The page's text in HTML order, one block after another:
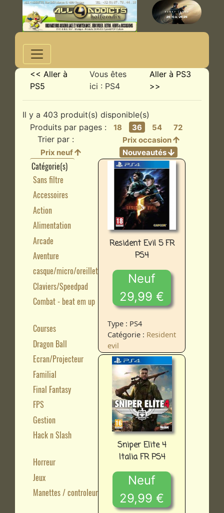
<< Aller à
PS5
Vous êtes
ici : PS4
Aller à PS3
>>
Il y a 403 produit(s) disponible(s)
Produits par pages :
18 36 54 72
Trier par :
Prix occasion
Prix neuf
Nouveautés
Catégorie(s)
Sans filtre
Accessoires
Action
Alimentation
Arcade
Aventure
casque/micro/oreillette
Claviers/Speedpad
Combat - beat em up
Courses
Dragon Ball
Ecran/Projecteur
Familial
Final Fantasy
FPS
Gestion
Hack n Slash
Horreur
Jeux
Manettes / controleurs
Resident Evil 5 FR
PS4
Neuf
29,99 €
Type : PS4
Catégorie : Resident
evil
Sniper Elite 4
Italia FR PS4
Neuf
29,99 €